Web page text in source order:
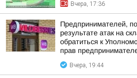
Вчера, 17:36
Предпринимателей,
результате атак на
обратиться к
прав
Вчера, 19:44